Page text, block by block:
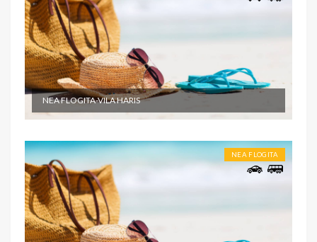
NEA FLOGITA-VILA HARIS
NEA FLOGITA